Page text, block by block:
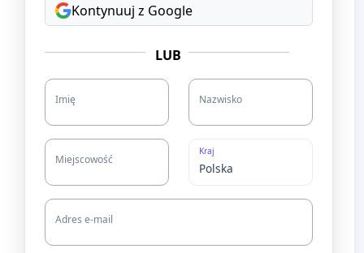
Kontynuuj z Google
LUB
Imię Nazwisko
Miejscowość
Kraj
Adres e-mail